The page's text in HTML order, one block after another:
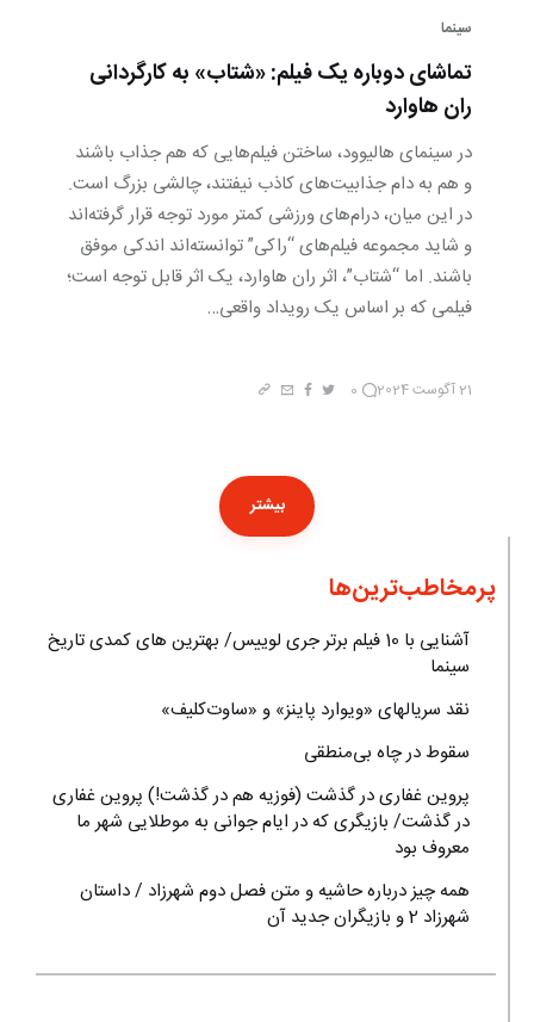
سینما
تماشای دوباره یک فیلم: «شتاب» به کارگردانی
ران هاوارد
در سینمای هالیوود، ساختن فیلم‌هایی که هم جذاب باشند
و هم به دام جذابیت‌های کاذب نیفتند، چالشی بزرگ است.
در این میان، درام‌های ورزشی کمتر مورد توجه قرار گرفته‌اند
و شاید مجموعه فیلم‌های “راکی” توانسته‌اند اندکی موفق
باشند. اما “شتاب”، اثر ران هاوارد، یک اثر قابل توجه است؛
فیلمی که بر اساس یک رویداد واقعی…
21 آگوست 2024 0
بیشتر
پرمخاطب‌ترین‌ها
آشنایی با 10 فیلم برتر جری لوییس/ بهترین های کمدی تاریخ
سینما
نقد سریالهای «ویوارد پاینز» و «ساوت‌کلیف»
سقوط در چاه بی‌منطقی
پروین غفاری در گذشت (فوزیه هم در گذشت!) پروین غفاری
در گذشت/ بازیگری که در ایام جوانی به موطلایی شهر ما
معروف بود
همه چیز درباره حاشیه و متن فصل دوم شهرزاد / داستان
شهرزاد 2 و بازیگران جدید آن